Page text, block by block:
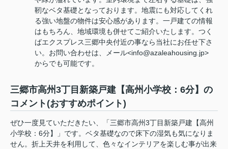
靭なベタ基礎となっております。地震にも対応してくれ
る強い地盤の物件は安心感があります。一戸建ての情報
はもちろん、地域環境も併せてご紹介いたします。つく
ばエクスプレス三郷中央付近の事なら当社にお任せ下さ
い。お問い合わせは、メール<info@azaleahousing.jp>
からでも可能です。
三郷市高州3丁目新築戸建【高州小学校：6分】の
コメント(おすすめポイント)
ぜひ一度見ていただきたい、「三郷市高州3丁目新築戸建【高州
小学校：6分】」です。ベタ基礎なので床下の湿気も気になりま
せん。折上天井を利用して、色々なインテリアを楽しむ事が出来